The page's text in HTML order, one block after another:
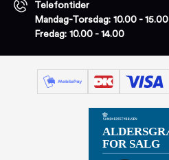
Telefontider
Mandag-Torsdag: 10.00 - 15.00
Fredag: 10.00 - 14.00